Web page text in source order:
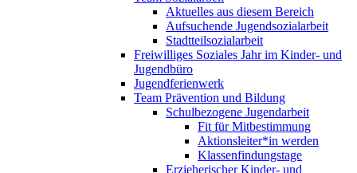
Aktuelles aus diesem Bereich
Aufsuchende Jugendsozialarbeit
Stadtteilsozialarbeit
Freiwilliges Soziales Jahr im Kinder- und
Jugendbüro
Jugendferienwerk
Team Prävention und Bildung
Schulbezogene Jugendarbeit
Fit für Mitbestimmung
Aktionsleiter*in werden
Klassenfindungstage
Erzieherischer Kinder- und